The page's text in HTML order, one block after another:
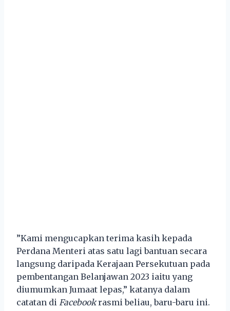
”Kami mengucapkan terima kasih kepada
Perdana Menteri atas satu lagi bantuan secara
langsung daripada Kerajaan Persekutuan pada
pembentangan Belanjawan 2023 iaitu yang
diumumkan Jumaat lepas,” katanya dalam
catatan di Facebookrasmi beliau, baru-baru ini.